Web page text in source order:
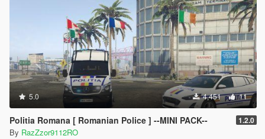
5.0 4,451 11
Politia Romana [ Romanian Police ] --MINI PACK-- 1.2.0
By RazZzor9112RO